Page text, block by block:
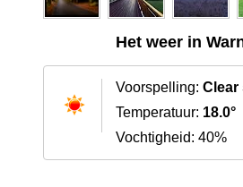
Het weer in
Voorspelling: Clear
Temperatuur: 18.0°
Vochtigheid: 40%